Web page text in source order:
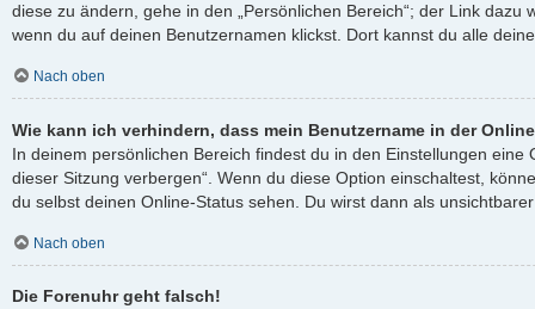
diese zu ändern, gehe in den „Persönlichen Bereich“; der Link dazu
wenn du auf deinen Benutzernamen klickst. Dort kannst du alle
Nach oben
Wie kann ich verhindern, dass mein Benutzername in der
In deinem persönlichen Bereich findest du in den Einstellungen eine
dieser Sitzung verbergen“. Wenn du diese Option einschaltest,
du selbst deinen Online-Status sehen. Du wirst dann als
Nach oben
Die Forenuhr geht falsch!